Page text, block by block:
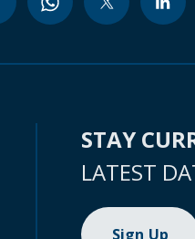
STAY
LATEST
Sign Up